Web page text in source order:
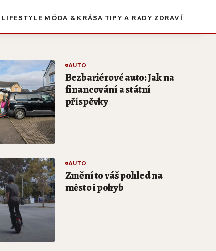
LIFESTYLE MÓDA & KRÁSA TIPY A RADY ZDRAVÍ
Bezbariérové auto: Jak na
financování a státní
příspěvky
AUTO
Změní to váš pohled na
město i pohyb
AUTO